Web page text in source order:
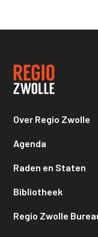
Over Regio Zwolle
Agenda
Raden en Staten
Bibliotheek
Regio Zwolle